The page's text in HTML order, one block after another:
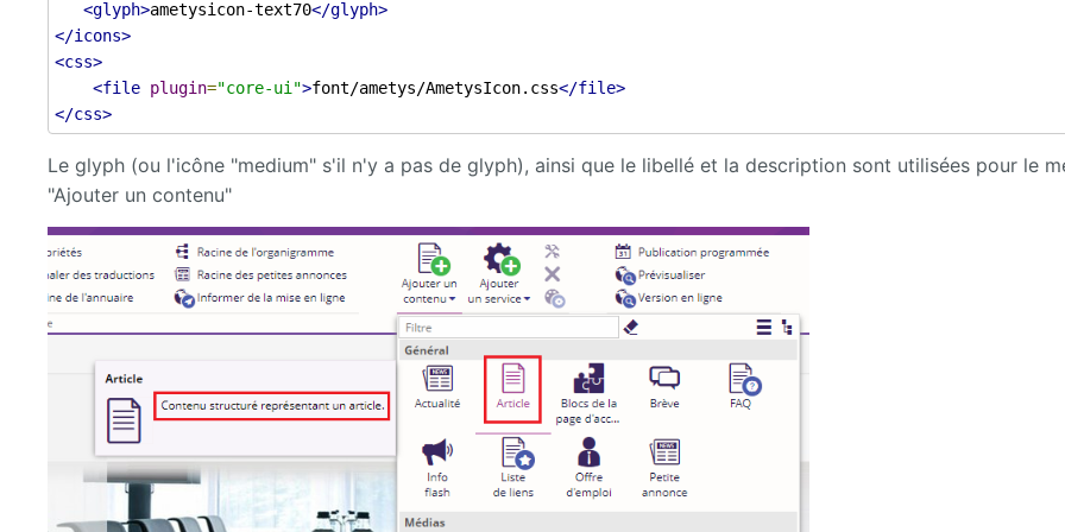
<glyph>ametysicon-text70</glyph>
</icons>
<css>
<file plugin="core-ui">font/ametys/AmetysIcon.css</file>
</css>
Le glyph (ou l'icône "medium" s'il n'y a pas de glyph), ainsi que le libellé et la description sont utilisées pour le
"Ajouter un contenu"